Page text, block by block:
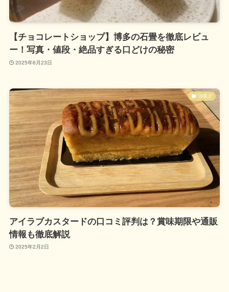
【チョコレートショップ】博多の石畳を徹底レビュ
ー！写真・値段・絶品すぎる口どけの秘密
2025年6月23日
洋菓子
アイラブカスタードの口コミ評判は？賞味期限や通販
情報も徹底解説
2025年2月2日